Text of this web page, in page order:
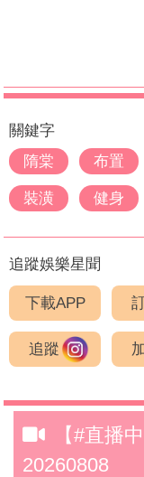
關鍵字
隋棠
布置
裝潢 健身
追蹤娛樂星聞
下載APP
追蹤
【#直播
20260808